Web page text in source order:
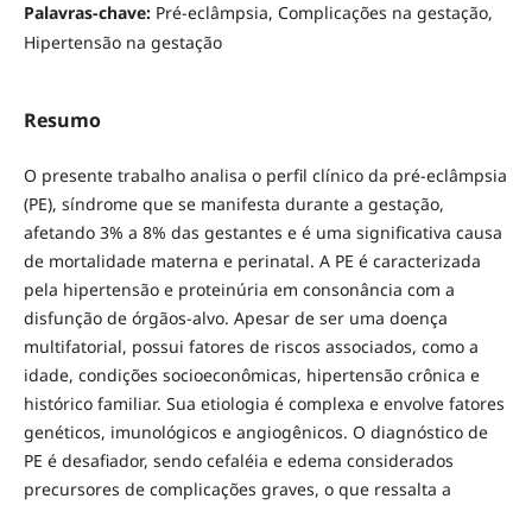
Palavras-chave: Pré-eclâmpsia, Complicações na gestação,
Hipertensão na gestação
Resumo
O presente trabalho analisa o perfil clínico da pré-eclâmpsia
(PE), síndrome que se manifesta durante a gestação,
afetando 3% a 8% das gestantes e é uma significativa causa
de mortalidade materna e perinatal. A PE é caracterizada
pela hipertensão e proteinúria em consonância com a
disfunção de órgãos-alvo. Apesar de ser uma doença
multifatorial, possui fatores de riscos associados, como a
idade, condições socioeconômicas, hipertensão crônica e
histórico familiar. Sua etiologia é complexa e envolve fatores
genéticos, imunológicos e angiogênicos. O diagnóstico de
PE é desafiador, sendo cefaléia e edema considerados
precursores de complicações graves, o que ressalta a